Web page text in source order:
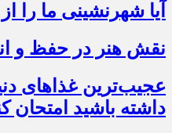
آیا شهرنشینی ما را
نقش هنر در حفظ و
عجیب‌ترین غذاهای
داشته باشید امتحان